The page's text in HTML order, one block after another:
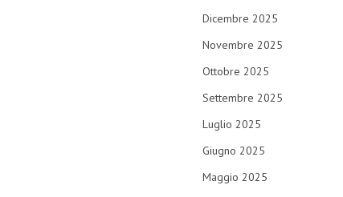
Dicembre 2025
Novembre 2025
Ottobre 2025
Settembre 2025
Luglio 2025
Giugno 2025
Maggio 2025